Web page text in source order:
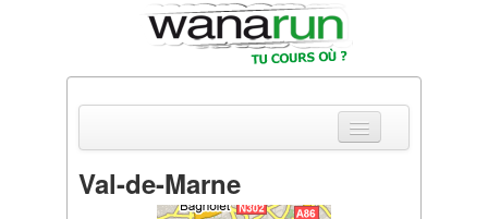
Actualités
Val-de-Marne